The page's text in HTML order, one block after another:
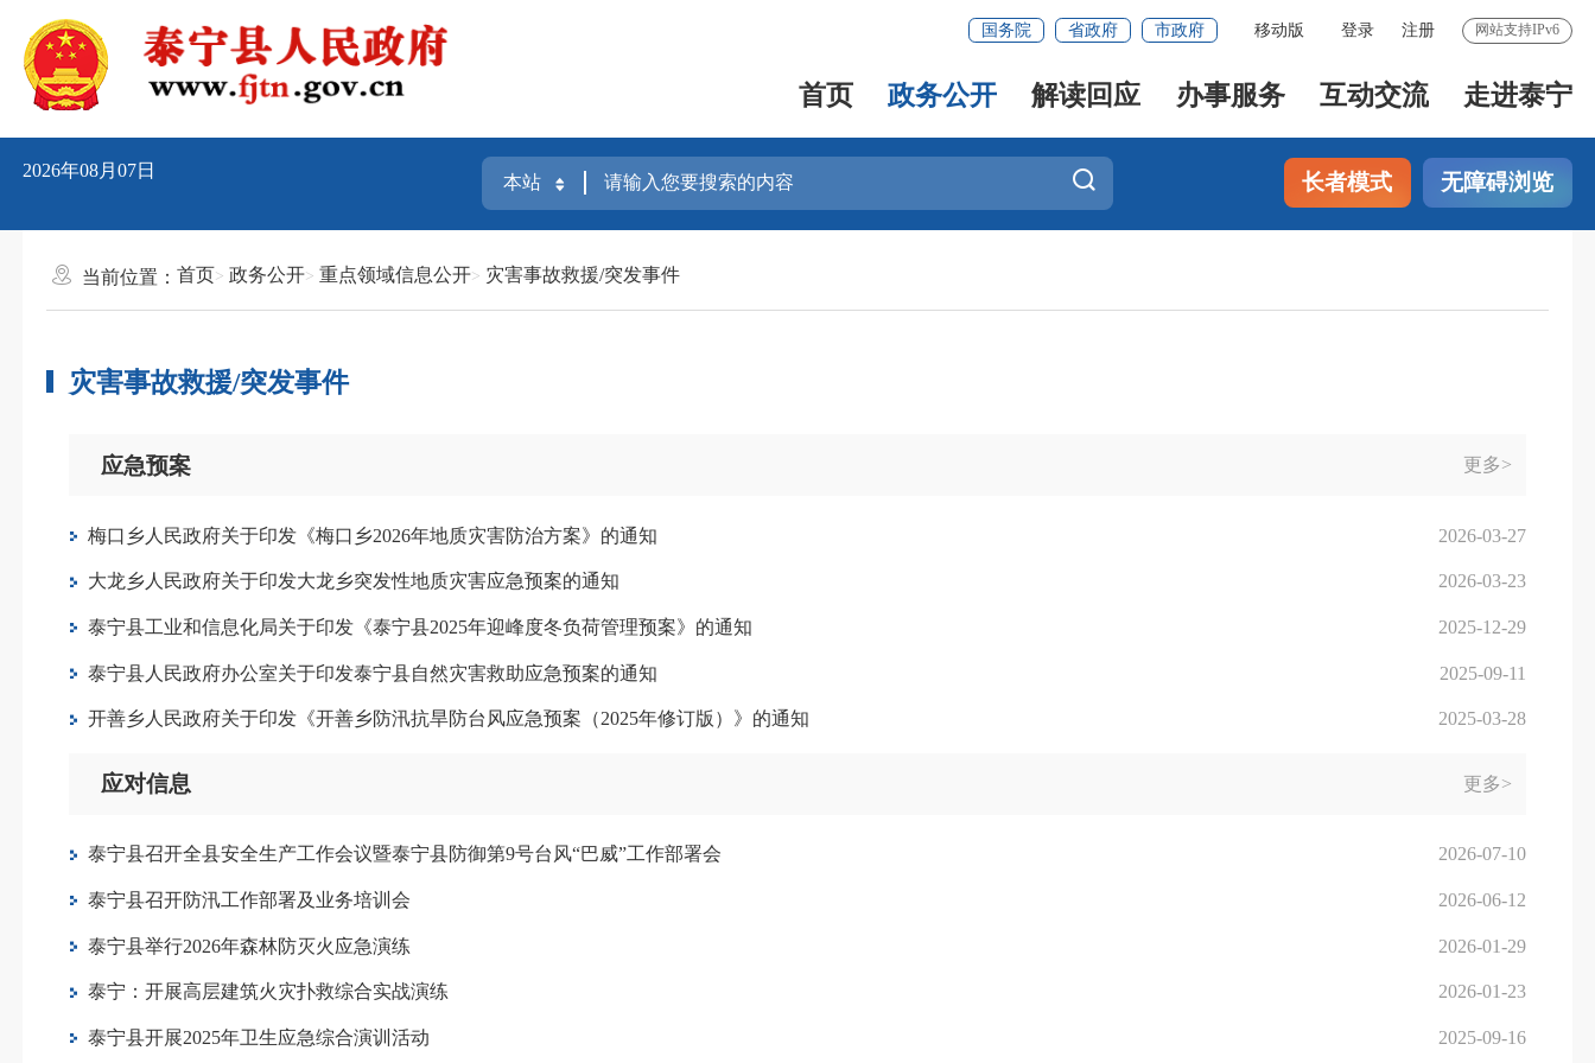
国务院 省政府 市政府 移动版 登录 注册 网站支持IPv6
首页 政务公开 解读回应 办事服务 互动交流 走进泰宁
2026年08月07日 长者模式 无障碍浏览
当前位置：首页 政务公开 重点领域信息公开 灾害事故救援/突发事件
灾害事故救援/突发事件
应急预案 更多>
梅口乡人民政府关于印发《梅口乡2026年地质灾害防治方案》的通知 2026-03-27
大龙乡人民政府关于印发大龙乡突发性地质灾害应急预案的通知 2026-03-23
泰宁县工业和信息化局关于印发《泰宁县2025年迎峰度冬负荷管理预案》的通知 2025-12-29
泰宁县人民政府办公室关于印发泰宁县自然灾害救助应急预案的通知 2025-09-11
开善乡人民政府关于印发《开善乡防汛抗旱防台风应急预案（2025年修订版）》的通知 2025-03-28
应对信息 更多>
泰宁县召开全县安全生产工作会议暨泰宁县防御第9号台风“巴威”工作部署会 2026-07-10
泰宁县召开防汛工作部署及业务培训会 2026-06-12
泰宁县举行2026年森林防灭火应急演练 2026-01-29
泰宁：开展高层建筑火灾扑救综合实战演练 2026-01-23
泰宁县开展2025年卫生应急综合演训活动 2025-09-16